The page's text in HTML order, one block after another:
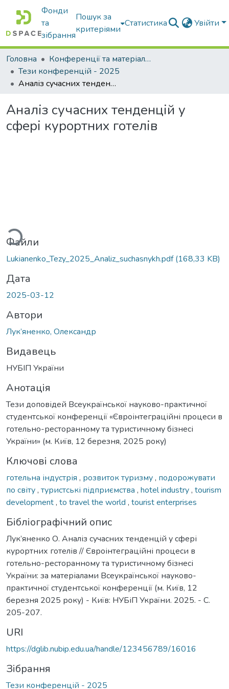
Фонди
та
зібрання
Пошук за
критеріями
Статистика Увійти
Головна
Конференції та матеріали конференцій
Тези конференцій - 2025
Аналіз сучасних тенденцій у сфері курортних готелів
Аналіз сучасних тенденцій у
сфері курортних готелів
Файли
Lukianenko_Tezy_2025_Analiz_suchasnykh.pdf(168,33 KB)
Дата
2025-03-12
Автори
Лук’яненко, Олександр
Видавець
НУБІП України
Анотація
Тези доповідей Всеукраїнської науково-практичної
студентської конференції «Євроінтеграційні процеси в
готельно-ресторанному та туристичному бізнесі
України» (м. Київ, 12 березня, 2025 року)
Ключові слова
готельна індустрія , розвиток туризму, подорожувати
по світу, туристські підприємства , hotel industry, tourism
development, to travel the world , tourist enterprises
Бібліографічний опис
Лук’яненко О. Аналіз сучасних тенденцій у сфері
курортних готелів // Євроінтеграційні процеси в
готельно-ресторанному та туристичному бізнесі
України: за матеріалами Всеукраїнської науково-
практичної студентської конференції (м. Київ, 12
березня 2025 року) - Київ: НУБіП України. 2025. - С.
205-207.
URI
https://dglib.nubip.edu.ua/handle/123456789/16016
Зібрання
Тези конференцій - 2025